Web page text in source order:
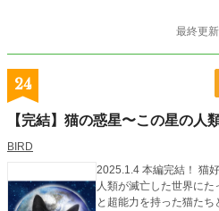
最終更
24
【完結】猫の惑星〜この星の人
BIRD
2025.1.4 本編完結！ 猫好きに捧げるＳＦ系ファンタジー。
人類が滅亡した世界に
と超能力を持った猫たち